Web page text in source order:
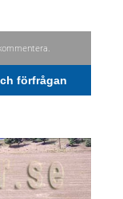
förfrågan